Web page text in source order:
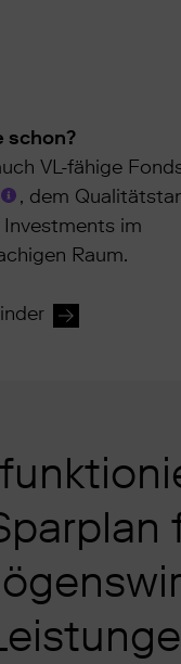
schon?
VL-fähige
, dem
im
Raum.